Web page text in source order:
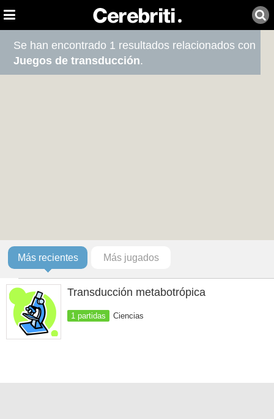
Se han encontrado 1 resultados relacionados con
Juegos de transducción.
Más recientes Más jugados
Transducción metabotrópica
1 partidas Ciencias